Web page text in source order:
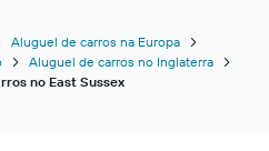
Aluguel de carros na Europa
Aluguel de carros no Inglaterra
no East Sussex